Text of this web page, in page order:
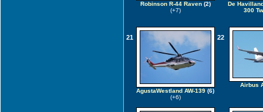
Robinson R-44 Raven(2)
(+7)
De
300
21
AgustaWestland AW-139 (6)
(+6)
22
Airbus